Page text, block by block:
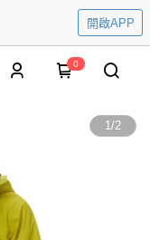
開啟APP
0
1/2